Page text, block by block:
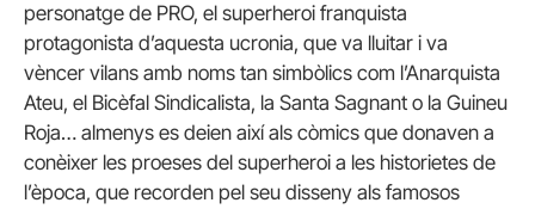
personatge de PRO, el superheroi franquista
protagonista d’aquesta ucronia, que va lluitar i va
vèncer vilans amb noms tan simbòlics com l’Anarquista
Ateu, el Bicèfal Sindicalista, la Santa Sagnant o la Guineu
Roja… almenys es deien així als còmics que donaven a
conèixer les proeses del superheroi a les historietes de
l’època, que recorden pel seu disseny als famosos